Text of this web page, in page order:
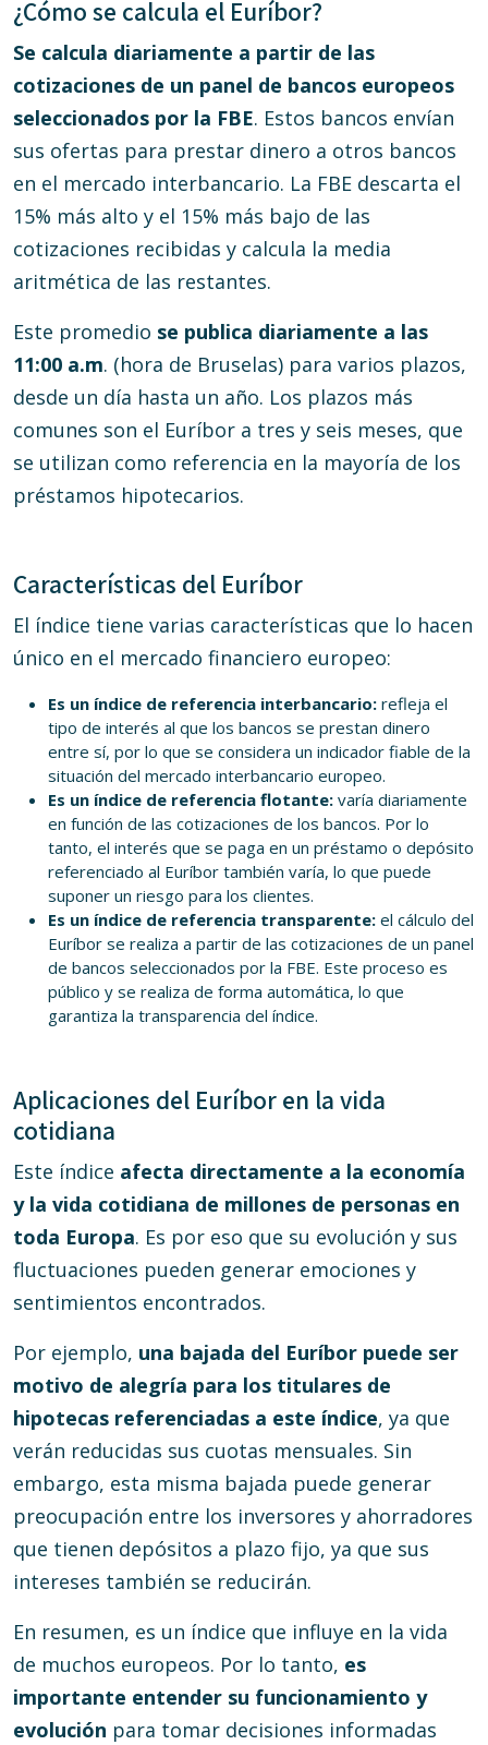
¿Cómo se calcula el Euríbor?
Se calcula diariamente a partir de las
cotizaciones de un panel de bancos europeos
seleccionados por la FBE. Estos bancos envían
sus ofertas para prestar dinero a otros bancos
en el mercado interbancario. La FBE descarta el
15% más alto y el 15% más bajo de las
cotizaciones recibidas y calcula la media
aritmética de las restantes.
Este promedio se publica diariamente a las
11:00 a.m. (hora de Bruselas) para varios plazos,
desde un día hasta un año. Los plazos más
comunes son el Euríbor a tres y seis meses, que
se utilizan como referencia en la mayoría de los
préstamos hipotecarios.
Características del Euríbor
El índice tiene varias características que lo hacen
único en el mercado financiero europeo:
Es un índice de referencia interbancario: refleja el
tipo de interés al que los bancos se prestan dinero
entre sí, por lo que se considera un indicador fiable de la
situación del mercado interbancario europeo.
Es un índice de referencia flotante: varía diariamente
en función de las cotizaciones de los bancos. Por lo
tanto, el interés que se paga en un préstamo o depósito
referenciado al Euríbor también varía, lo que puede
suponer un riesgo para los clientes.
Es un índice de referencia transparente: el cálculo del
Euríbor se realiza a partir de las cotizaciones de un panel
de bancos seleccionados por la FBE. Este proceso es
público y se realiza de forma automática, lo que
garantiza la transparencia del índice.
Aplicaciones del Euríbor en la vida
cotidiana
Este índice afecta directamente a la economía
y la vida cotidiana de millones de personas en
toda Europa. Es por eso que su evolución y sus
fluctuaciones pueden generar emociones y
sentimientos encontrados.
Por ejemplo, una bajada del Euríbor puede ser
motivo de alegría para los titulares de
hipotecas referenciadas a este índice, ya que
verán reducidas sus cuotas mensuales. Sin
embargo, esta misma bajada puede generar
preocupación entre los inversores y ahorradores
que tienen depósitos a plazo fijo, ya que sus
intereses también se reducirán.
En resumen, es un índice que influye en la vida
de muchos europeos. Por lo tanto, es
importante entender su funcionamiento y
evolución para tomar decisiones informadas